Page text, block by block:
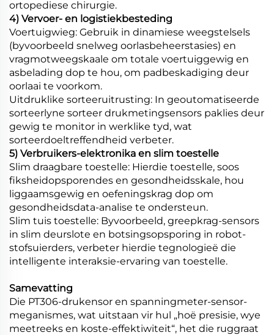
ortopediese chirurgie.
4) Vervoer- en logistiekbesteding
Voertuigwieg: Gebruik in dinamiese weegstelsels
(byvoorbeeld snelweg oorlasbeheerstasies) en
vragmotweegskaale om totale voertuiggewig en
asbelading dop te hou, om padbeskadiging deur
oorlaai te voorkom.
Uitdruklike sorteeruitrusting: In geoutomatiseerde
sorteerlyne sorteer drukmetingsensors paklies deur
gewig te monitor in werklike tyd, wat
sorteerdoeltreffendheid verbeter.
5) Verbruikers-elektronika en slim toestelle
Slim draagbare toestelle: Hierdie toestelle, soos
fiksheidopsporendes en gesondheidsskale, hou
liggaamsgewig en oefeningskrag dop om
gesondheidsdata-analise te ondersteun.
Slim tuis toestelle: Byvoorbeeld, greepkrag-sensors
in slim deurslote en botsingsopsporing in robot-
stofsuierders, verbeter hierdie tegnologieë die
intelligente interaksie-ervaring van toestelle.
Samevatting
Die PT306-drukensor en spanningmeter-sensor-
meganismes, wat uitstaan vir hul „hoë presisie, wye
meetreeks en koste-effektiwiteit“, het die ruggraat